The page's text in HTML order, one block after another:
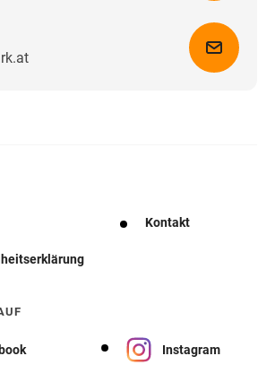
Wegbeschreibung erhalten
Kontakt
Instagram